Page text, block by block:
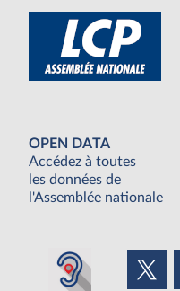
OPEN DATA
Accédez à toutes
les données de
l'Assemblée nationale